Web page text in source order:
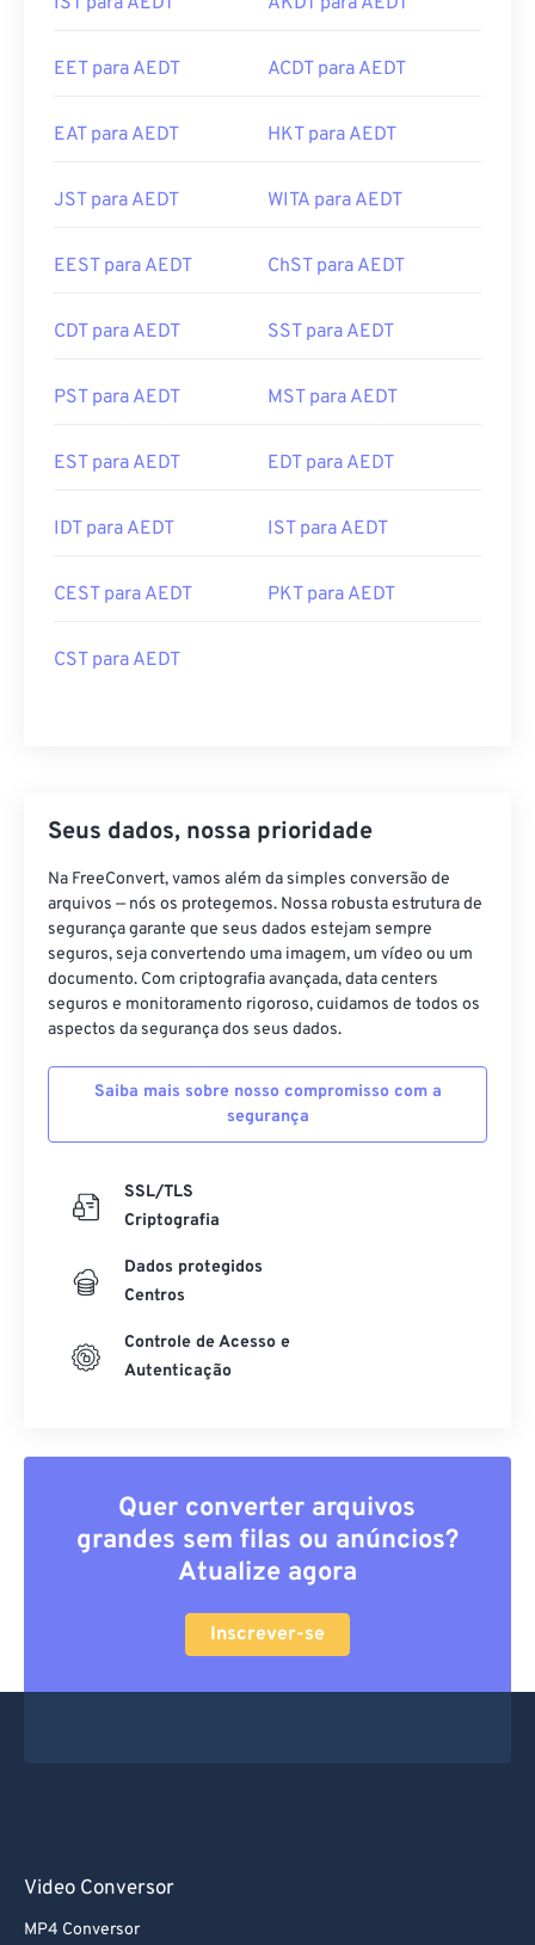
EET para AEDT ACDT para AEDT
EAT para AEDT HKT para AEDT
JST para AEDT WITA para AEDT
EEST para AEDT ChST para AEDT
CDT para AEDT SST para AEDT
PST para AEDT MST para AEDT
EST para AEDT EDT para AEDT
IDT para AEDT IST para AEDT
CEST para AEDT PKT para AEDT
CST para AEDT
Seus dados, nossa prioridade
Na FreeConvert, vamos além da simples conversão de
arquivos — nós os protegemos. Nossa robusta estrutura de
segurança garante que seus dados estejam sempre
seguros, seja convertendo uma imagem, um vídeo ou um
documento. Com criptografia avançada, data centers
seguros e monitoramento rigoroso, cuidamos de todos os
aspectos da segurança dos seus dados.
Saiba mais sobre nosso compromisso com a
segurança
SSL/TLS
Criptografia
Dados protegidos
Centros
Controle de Acesso e
Autenticação
Quer converter arquivos
grandes sem filas ou anúncios?
Atualize agora
Inscrever-se
Video Conversor
MP4 Conversor